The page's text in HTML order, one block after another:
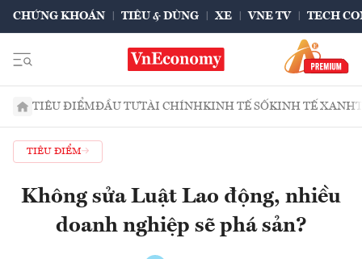
CHỨNG KHOÁN TIÊU & DÙNG XE VNE TV TECH
TIÊU ĐIỂMĐẦU TƯTÀI CHÍNHKINH TẾ SỐKINH TẾ XANH
TIÊU ĐIỂM
Không sửa Luật Lao động, nhiều
doanh nghiệp sẽ phá sản?